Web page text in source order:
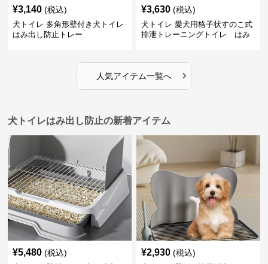
¥3,140 (税込)
犬トイレ 多角形壁付き犬トイレ
はみ出し防止トレー
¥3,630 (税込)
犬トイレ 愛犬用格子状すのこ式
排泄トレーニングトイレ はみ
人気アイテム一覧へ ›
犬トイレはみ出し防止の新着アイテム
¥5,480 (税込) ¥2,930 (税込)